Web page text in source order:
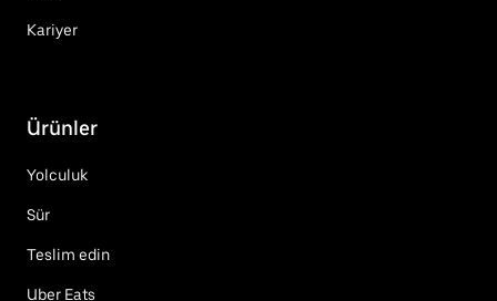
Kariyer
Ürünler
Yolculuk
Sür
Teslim edin
Uber Eats